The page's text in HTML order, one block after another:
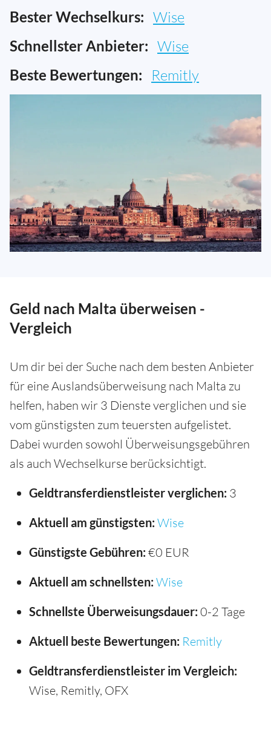
Bester Wechselkurs: Wise
Schnellster Anbieter: Wise
Beste Bewertungen: Remitly
Geld nach Malta überweisen -
Vergleich
Um dir bei der Suche nach dem besten Anbieter
für eine Auslandsüberweisung nach Malta zu
helfen, haben wir 3 Dienste verglichen und sie
vom günstigsten zum teuersten aufgelistet.
Dabei wurden sowohl Überweisungsgebühren
als auch Wechselkurse berücksichtigt.
Geldtransferdienstleister verglichen: 3
Aktuell am günstigsten: Wise
Günstigste Gebühren: €0 EUR
Aktuell am schnellsten: Wise
Schnellste Überweisungsdauer: 0-2 Tage
Aktuell beste Bewertungen: Remitly
Geldtransferdienstleister im Vergleich:
Wise, Remitly, OFX